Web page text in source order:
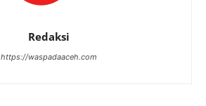
Redaksi
https://waspadaaceh.com